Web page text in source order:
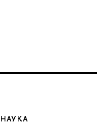
НАУКА